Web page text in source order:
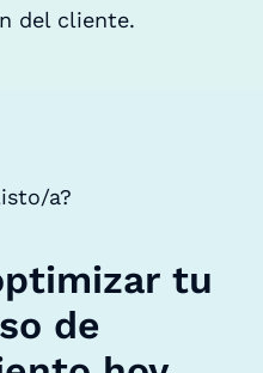
del cliente.
a?
tu
de